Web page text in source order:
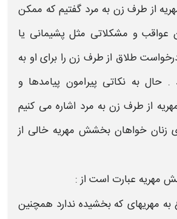
از طرف زن به مرد گفتیم که ممکن
عواقبو مشکلاتی مثل پشیمانی یا
طلاق از طرف زن را برای او به
. حال به نکاتی پیرامون پیامدها و
از طرف زنبه مرد اشاره می کنیم
زنانخواهان بخشش مهریه خالی از
مهریه عبارت است از :
به مهریهای کهبخشیده ندارد همچنین